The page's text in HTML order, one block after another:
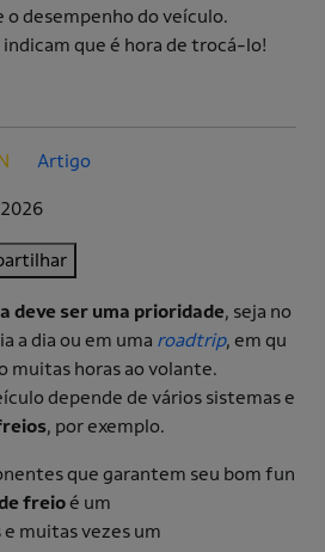
o desempenho do veículo.
indicam que é hora de trocá-lo!
Artigo
deve ser uma prioridade, seja no
a dia ou em uma roadtrip, em qu
muitas horas ao volante.
depende de vários sistemas e
, por exemplo.
que garantem seu bom fun
freioé um
muitas vezes um